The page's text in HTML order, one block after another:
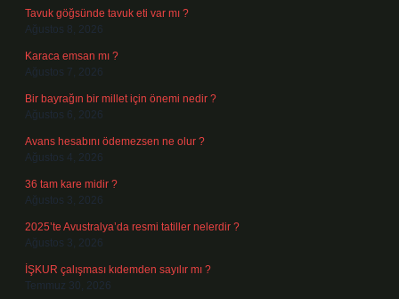
Tavuk göğsünde tavuk eti var mı ?
Ağustos 8, 2026
Karaca emsan mı ?
Ağustos 7, 2026
Bir bayrağın bir millet için önemi nedir ?
Ağustos 6, 2026
Avans hesabını ödemezsen ne olur ?
Ağustos 4, 2026
36 tam kare midir ?
Ağustos 3, 2026
2025’te Avustralya’da resmi tatiller nelerdir ?
Ağustos 3, 2026
İŞKUR çalışması kıdemden sayılır mı ?
Temmuz 30, 2026